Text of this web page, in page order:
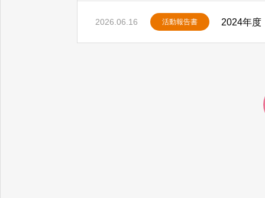
2026.06.16 活動報告書 2024年度